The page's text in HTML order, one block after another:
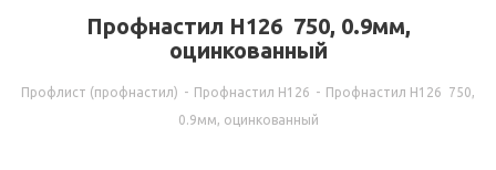
Профнастил Н126 750, 0.9мм,
оцинкованный
Профлист (профнастил) - Профнастил Н126 - Профнастил Н126 750,
0.9мм, оцинкованный